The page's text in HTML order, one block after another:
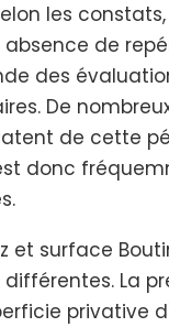
les
de
des
De
de cette
donc
et surface
La
privative